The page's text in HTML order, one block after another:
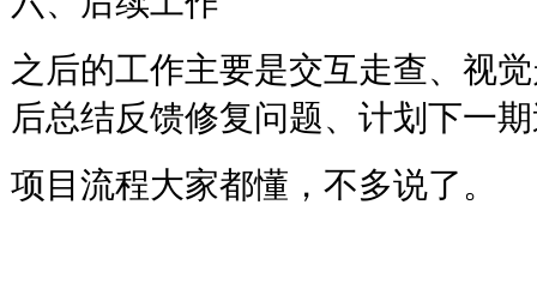
之后的工作主要是交互走查、视
后总结反馈修复问题、计划下一
项目流程大家都懂，不多说了。